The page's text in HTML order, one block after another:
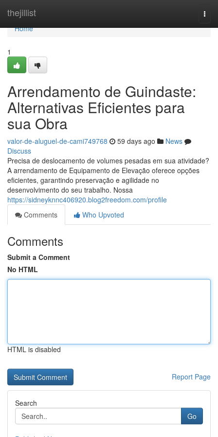
thejillist
Home
Home
1
Arrendamento de Guindaste:
Alternativas Eficientes para
sua Obra
valor-de-aluguel-de-cami749768 59 days ago
News
Discuss
Precisa de deslocamento de volumes pesadas em sua atividade?
A arrendamento de Equipamento de Elevação oferece opções
eficientes, garantindo preservação e agilidade no
desenvolvimento do seu trabalho. Nossa
https://sidneyknnc406920.blog2freedom.com/profile
Comments
Who Upvoted
Comments
Submit a Comment
No HTML
HTML is disabled
Report Page
Search
Go